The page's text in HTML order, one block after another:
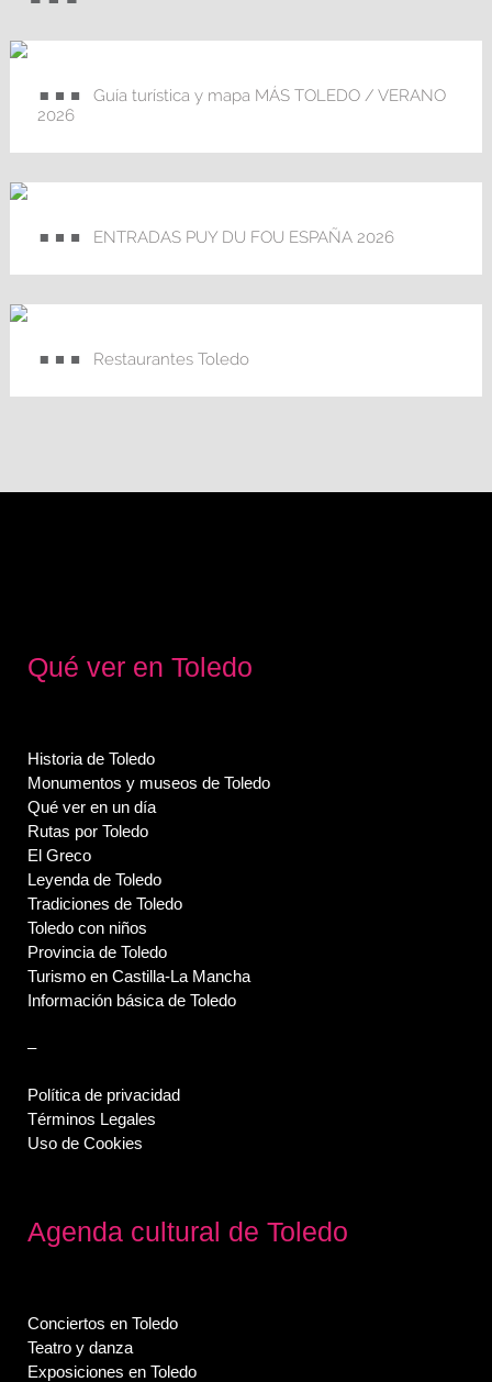
Guía turística y mapa MÁS TOLEDO / VERANO
2026
ENTRADAS PUY DU FOU ESPAÑA 2026
Restaurantes Toledo
Qué ver en Toledo
Historia de Toledo
Monumentos y museos de Toledo
Qué ver en un día
Rutas por Toledo
El Greco
Leyenda de Toledo
Tradiciones de Toledo
Toledo con niños
Provincia de Toledo
Turismo en Castilla-La Mancha
Información básica de Toledo
–
Política de privacidad
Términos Legales
Uso de Cookies
Agenda cultural de Toledo
Conciertos en Toledo
Teatro y danza
Exposiciones en Toledo